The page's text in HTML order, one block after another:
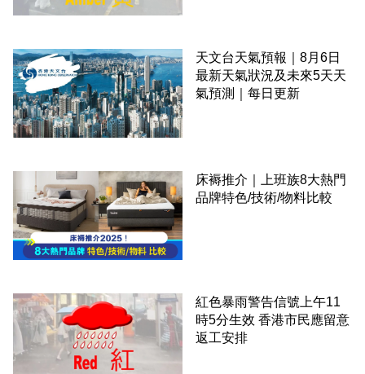
天文台天氣預報｜8月6日
最新天氣狀況及未來5天天
氣預測｜每日更新
床褥推介｜上班族8大熱門
品牌特色/技術/物料比較
紅色暴雨警告信號上午11
時5分生效 香港市民應留意
返工安排